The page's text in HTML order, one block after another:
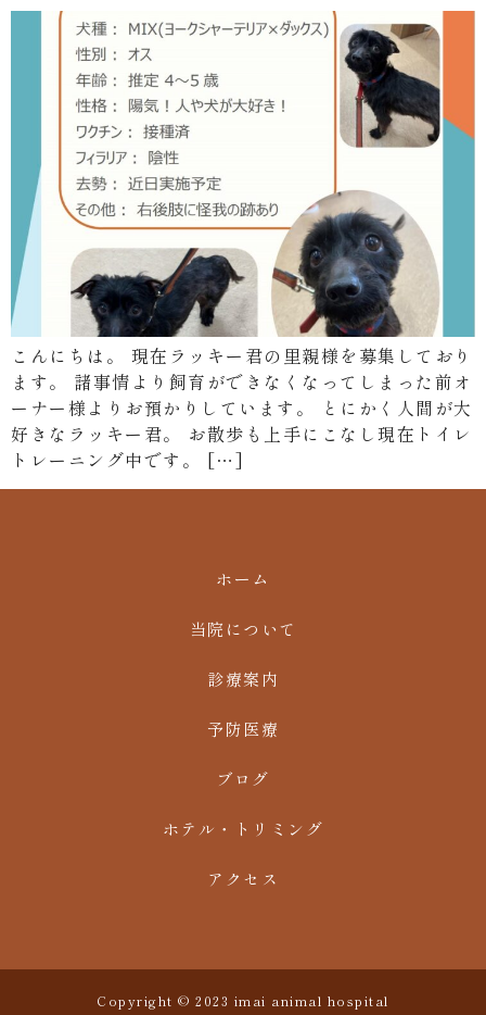
こんにちは。 現在ラッキー君の里親様を募集しており
ます。 諸事情より飼育ができなくなってしまった前オ
ーナー様よりお預かりしています。 とにかく人間が大
好きなラッキー君。 お散歩も上手にこなし現在トイレ
トレーニング中です。 […]
ホーム
当院について
診療案内
予防医療
ブログ
ホテル・トリミング
アクセス
Copyright © 2023 imai animal hospital